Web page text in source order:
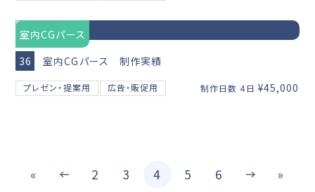
室内CGパース
36
室内CGパース 制作実績
プレゼン・提案用 広告・販促用 制作日数 4日 ¥45,000
« 2 3 4 5 6 »